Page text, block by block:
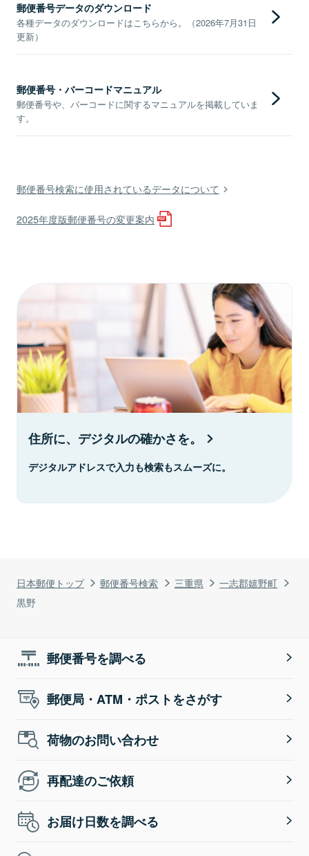
日本郵便トップ 郵便番号検索 三重県
一志郡嬉野町
黒野
郵便番号データのダウンロード
各種データのダウンロードはこちらから。（2026年7月31日
更新）
郵便番号・バーコードマニュアル
郵便番号や、バーコードに関するマニュアルを掲載していま
す。
郵便番号検索に使用されているデータについて
2025年度版郵便番号の変更案内
住所に、デジタルの確かさを。
デジタルアドレスで入力も検索もスムーズに。
郵便番号を調べる
郵便局・ATM・ポストをさがす
荷物のお問い合わせ
再配達のご依頼
お届け日数を調べる